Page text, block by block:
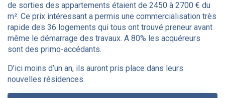
de sorties des appartements étaient de 2450 à 2700 € du
m². Ce prix intéressant a permis une commercialisation très
rapide des 36 logements qui tous ont trouvé preneur avant
même le démarrage des travaux. A 80% les acquéreurs
sont des primo-accédants.
D’ici moins d’un an, ils auront pris place dans leurs
nouvelles résidences.